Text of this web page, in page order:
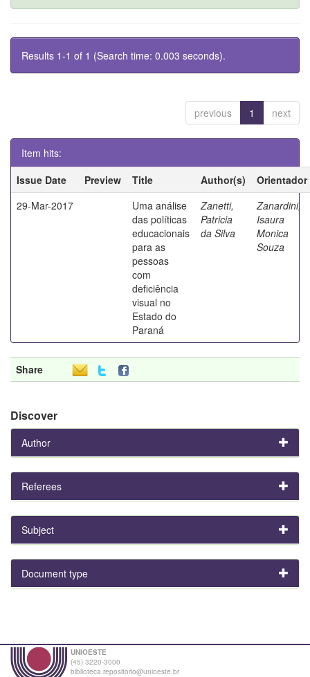
Results 1-1 of 1 (Search time: 0.003 seconds).
previous 1 next
Item hits:
Issue Date
Preview Title Author(s)
Orientador
29-Mar-2017
Uma análise
das políticas
educacionais
para as
pessoas
com
deficiência
visual no
Estado do
Paraná
Zanetti,
Patricia
da Silva
Zanardini,
Isaura
Monica
Souza
Share
Discover
Author
Referees
Subject
Document type
UNIOESTE
(45) 3220-3000
biblioteca.repositorio@unioeste.br